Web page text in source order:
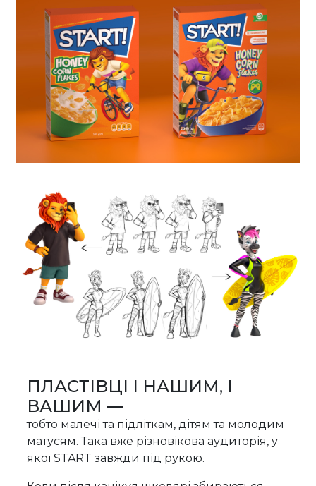
ПЛАСТІВЦІ І НАШИМ, І
ВАШИМ —
тобто малечі та підліткам, дітям та молодим
матусям. Така вже різновікова аудиторія, у
якої START завжди під рукою.